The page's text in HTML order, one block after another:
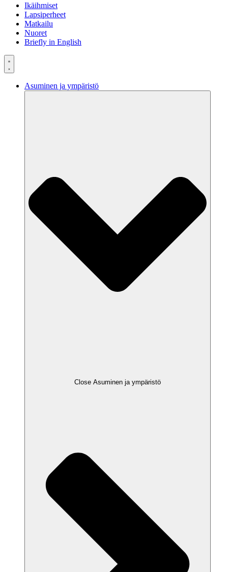
Ikäihmiset
Lapsiperheet
Matkailu
Nuoret
Briefly in English
Asuminen ja ympäristö
Close Asuminen ja ympäristö